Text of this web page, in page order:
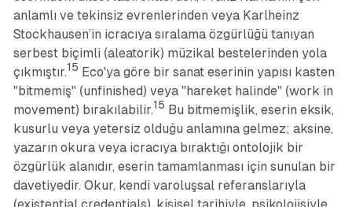
anlamlı ve tekinsiz evrenlerinden veya Karlheinz
Stockhausen’in icracıya sıralama özgürlüğü tanıyan
serbest biçimli (aleatorik) müzikal bestelerinden yola
çıkmıştır.15 Eco'ya göre bir sanat eserinin yapısı kasten
"bitmemiş" (unfinished) veya "hareket halinde" (work in
movement) bırakılabilir.15 Bu bitmemişlik, eserin eksik,
kusurlu veya yetersiz olduğu anlamına gelmez; aksine,
yazarın okura veya icracıya bıraktığı ontolojik bir
özgürlük alanıdır, eserin tamamlanması için sunulan bir
davetiyedir. Okur, kendi varoluşsal referanslarıyla